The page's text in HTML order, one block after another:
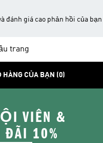
đánh giá cao phản hồi của bạn
trang
HÀNG CỦA BẠN (0)
VIÊN &
10%